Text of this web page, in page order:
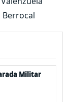
Berrocal
Militar